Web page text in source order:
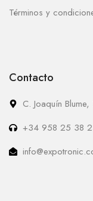
Términos y
Contacto
C. Joaquín
+34 958 25 38